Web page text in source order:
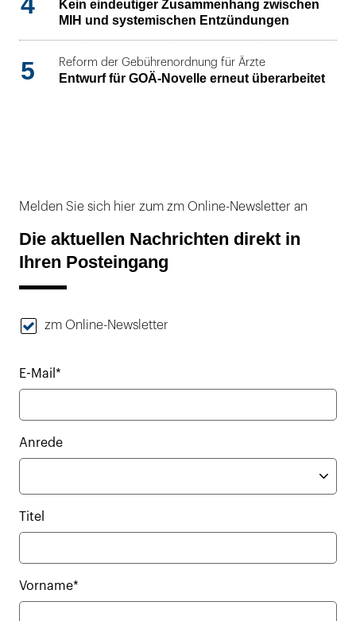
Kein eindeutiger Zusammenhang zwischen
MIH und systemischen Entzündungen
5 Reform der Gebührenordnung für Ärzte
Entwurf für GOÄ-Novelle erneut überarbeitet
Melden Sie sich hier zum zm Online-Newsletter an
Die aktuellen Nachrichten direkt in
Ihren Posteingang
zm Online-Newsletter
E-Mail*
Anrede
Titel
Vorname*